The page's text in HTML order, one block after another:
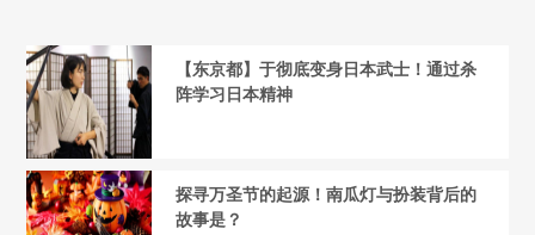
【东京都】于彻底变身日本武士！通过杀
阵学习日本精神
探寻万圣节的起源！南瓜灯与扮装背后的
故事是？